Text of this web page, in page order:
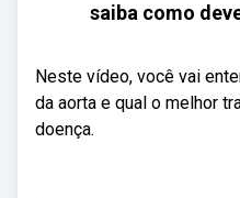
saiba como
Neste vídeo, você vai
da aorta e qual o melhor
doença.